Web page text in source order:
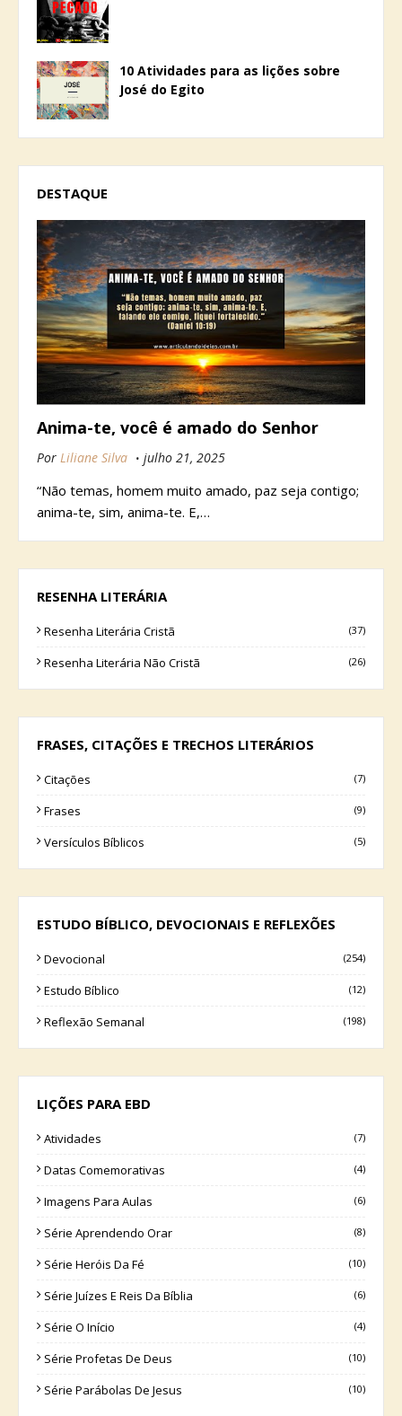
10 Atividades para as lições sobre
José do Egito
DESTAQUE
Anima-te, você é amado do Senhor
Por Liliane Silva julho 21, 2025
“Não temas, homem muito amado, paz seja contigo;
anima-te, sim, anima-te. E,…
RESENHA LITERÁRIA
Resenha Literária Cristã (37)
Resenha Literária Não Cristã (26)
FRASES, CITAÇÕES E TRECHOS LITERÁRIOS
Citações (7)
Frases (9)
Versículos Bíblicos (5)
ESTUDO BÍBLICO, DEVOCIONAIS E REFLEXÕES
Devocional (254)
Estudo Bíblico (12)
Reflexão Semanal (198)
LIÇÕES PARA EBD
Atividades (7)
Datas Comemorativas (4)
Imagens Para Aulas (6)
Série Aprendendo Orar (8)
Série Heróis Da Fé (10)
Série Juízes E Reis Da Bíblia (6)
Série O Início (4)
Série Profetas De Deus (10)
Série Parábolas De Jesus (10)